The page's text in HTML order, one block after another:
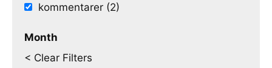
kommentarer (2)
Month
< Clear Filters